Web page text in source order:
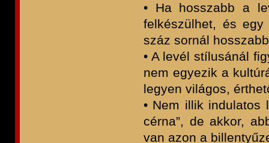
• Ha hosszabb a
felkészülhet, és
száz sornál
• A levél stílusánál
nem egyezik a
legyen világos,
• Nem illik indulatos
cérna”, de akkor,
van azon a